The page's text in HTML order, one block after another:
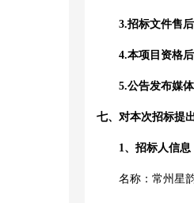
3.招标文件售
4.本项目资格
5.公告发布媒
七、对本次招标提
1、招标人信息
名称： 常州星